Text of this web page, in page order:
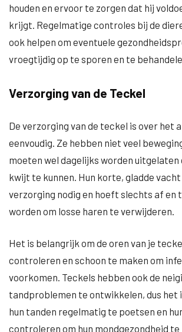
houden en ervoor te zorgen dat hij
krijgt. Regelmatige controles bij de
ook helpen om eventuele
vroegtijdig op te sporen en te
Verzorging van de Teckel
De verzorging van de teckel is over het
eenvoudig. Ze hebben niet veel
moeten wel dagelijks worden uitgelaten
kwijt te kunnen. Hun korte, gladde
verzorging nodig en hoeft slechts af en
worden om losse haren te verwijderen.
Het is belangrijk om de oren van je
controleren en schoon te maken om
voorkomen. Teckels hebben ook de
tandproblemen te ontwikkelen, dus het
hun tanden regelmatig te poetsen en
controleren om hun mondgezondheid te